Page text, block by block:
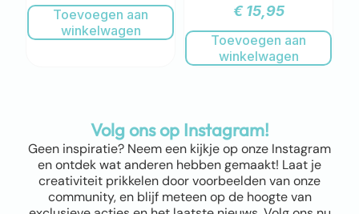
Toevoegen aan
winkelwagen
€15,95
Toevoegen aan
winkelwagen
Volg ons op Instagram!
Geen inspiratie? Neem een kijkje op onze Instagram
en ontdek wat anderen hebben gemaakt! Laat je
creativiteit prikkelen door voorbeelden van onze
community, en blijf meteen op de hoogte van